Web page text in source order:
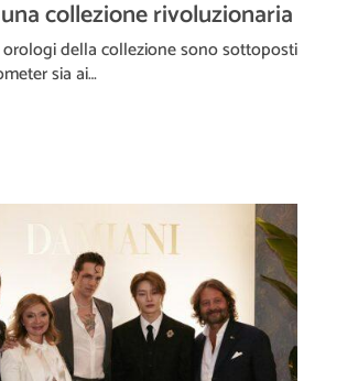
collezione rivoluzionaria
della collezione sono sottoposti
sia ai…